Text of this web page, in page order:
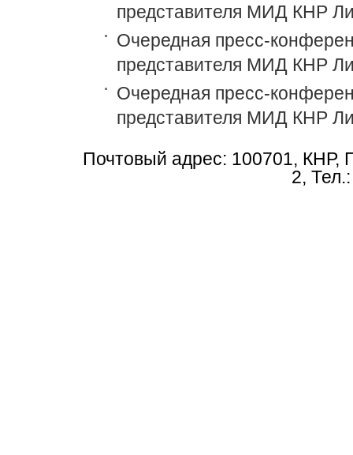
представителя МИД КНР
Очередная пресс-
представителя МИД КНР
Очередная пресс-
представителя МИД КНР
Почтовый адрес: 100701, КНР,
2,